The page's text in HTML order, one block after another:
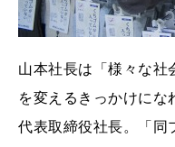
山本社長は「様々な社
を変えるきっかけに
代表取締役社長。「同